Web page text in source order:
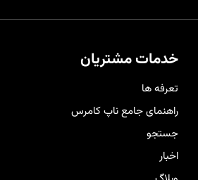
مشتری‌هایتان شخصی‌سازی شده تا
خریدی راحت و لذت‌بخش را برای
کاربرانتان فراهم کند
خدمات مشتریان
تعرفه ها
راهنمای جامع ناپ کامرس
جستجو
اخبار